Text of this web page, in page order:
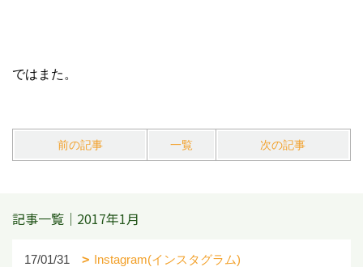
ではまた。
前の記事 一覧 次の記事
記事一覧｜2017年1月
17/01/31 Instagram(インスタグラム)